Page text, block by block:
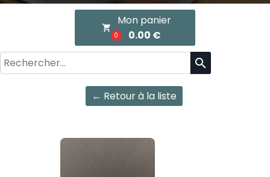
local_grocery_store
0
Mon panier
0.00 €
search
← Retour à la liste